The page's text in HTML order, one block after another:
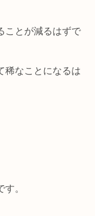
ことが減るはずで
稀なことになるは
。